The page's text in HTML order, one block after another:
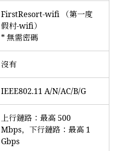
FirstResort-wifi （第一度
假村-wifi）
* 無需密碼
沒有
IEEE802.11 A/N/AC/B/G
上行鏈路：最高 500
Mbps，下行鏈路：最高 1
Gbps